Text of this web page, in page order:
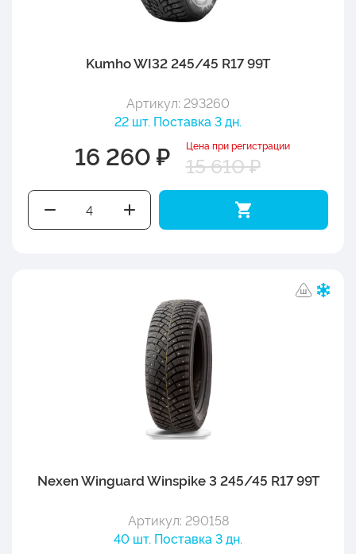
Kumho WI32 245/45 R17 99T
Артикул: 293260
22 шт. Поставка 3 дн.
16 260 ₽ Цена при регистрации
15 610 ₽
Nexen Winguard Winspike 3 245/45 R17 99T
Артикул: 290158
40 шт. Поставка 3 дн.